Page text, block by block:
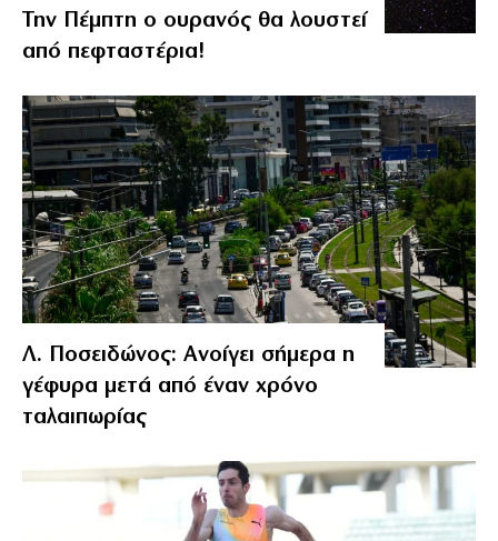
Την Πέμπτη ο ουρανός θα λουστεί
από πεφταστέρια!
Λ. Ποσειδώνος: Ανοίγει σήμερα η
γέφυρα μετά από έναν χρόνο
ταλαιπωρίας